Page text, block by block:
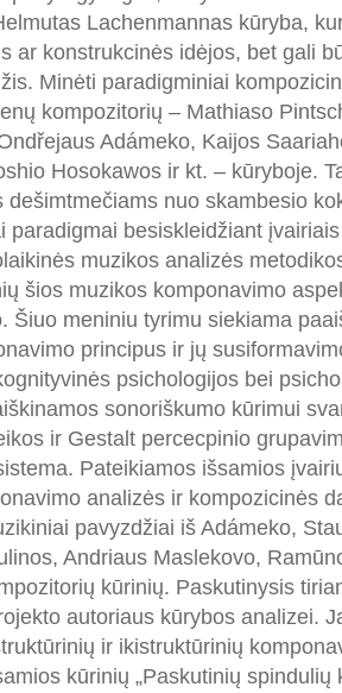
Lachenmannas kūryba,
ar konstrukcinės idėjos, bet gali
Minėti paradigminiai
kompozitorių – Mathiaso
Adámeko, Kaijos
Hosokawos ir kt. – kūryboje.
dešimtmečiams nuo skambesio
paradigmai besiskleidžiant
muzikos analizės
šios muzikos komponavimo
Šiuo meniniu tyrimu siekiama
principus ir jų
psichologijos bei
sonoriškumo kūrimui
ir Gestalt percecpinio
Pateikiamos išsamios
analizės ir kompozicinės
pavyzdžiai iš Adámeko,
Andriaus Maslekovo,
kūrinių. Paskutinysis
autoriaus kūrybos analizei.
ir ikistruktūrinių
kūrinių „Paskutinių spindulių